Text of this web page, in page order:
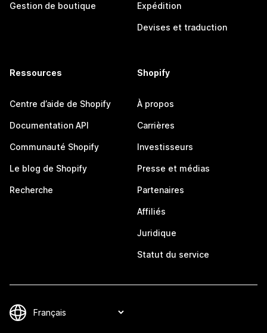
Gestion de boutique Expédition
Devises et traduction
Ressources
Centre d’aide de Shopify
Documentation API
Communauté Shopify
Le blog de Shopify
Recherche
Shopify
À propos
Carrières
Investisseurs
Presse et médias
Partenaires
Affiliés
Juridique
Statut du service